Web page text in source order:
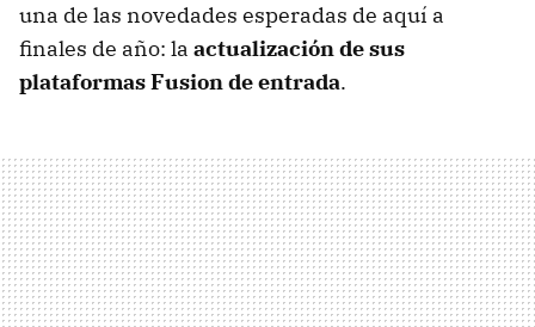
una de las novedades esperadas de aquí a
finales de año: la actualización de sus
plataformas Fusion de entrada.